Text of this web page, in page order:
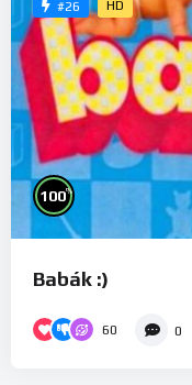
#26 HD
100%
Babák :)
60 0